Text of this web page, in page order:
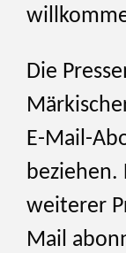
Die
E-Mail-
beziehen.
weiterer
Mail